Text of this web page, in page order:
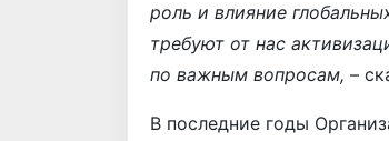
роль и влияние
требуют от нас
по важным вопросам, –
В последние годы